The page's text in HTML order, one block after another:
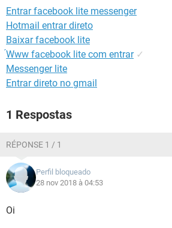
Entrar facebook lite messenger
Hotmail entrar direto
Baixar facebook lite
́Www facebook lite com entrar ✓
Messenger lite
Entrar direto no gmail
1 Respostas
RÉPONSE 1 / 1
Perfil bloqueado
28 nov 2018 à 04:53
Oi